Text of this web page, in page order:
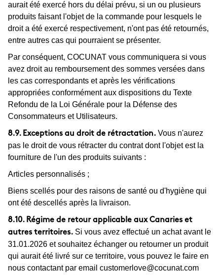
aurait été exercé hors du délai prévu, si un ou plusieurs
produits faisant l'objet de la commande pour lesquels le
droit a été exercé respectivement, n'ont pas été retournés,
entre autres cas qui pourraient se présenter.
Par conséquent, COCUNAT vous communiquera si vous
avez droit au remboursement des sommes versées dans
les cas correspondants et après les vérifications
appropriées conformément aux dispositions du Texte
Refondu de la Loi Générale pour la Défense des
Consommateurs et Utilisateurs.
8.9. Exceptions au droit de rétractation. Vous n'aurez
pas le droit de vous rétracter du contrat dont l'objet est la
fourniture de l'un des produits suivants :
Articles personnalisés ;
Biens scellés pour des raisons de santé ou d'hygiène qui
ont été descellés après la livraison.
8.10. Régime de retour applicable aux Canaries et
autres territoires. Si vous avez effectué un achat avant le
31.01.2026 et souhaitez échanger ou retourner un produit
qui aurait été livré sur ce territoire, vous pouvez le faire en
nous contactant par email customerlove@cocunat.com